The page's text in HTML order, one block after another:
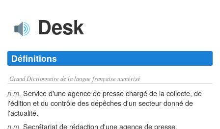
Desk
Définitions
Grand Dictionnaire de la langue française numérisé
n.m. Service d'une agence de presse chargé de la collecte, de
l'édition et du contrôle des dépêches d'un secteur donné de
l'actualité.
n.m. Secrétariat de rédaction d'une agence de presse.